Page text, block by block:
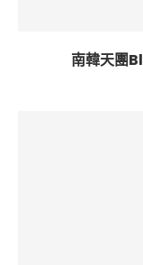
南韓天團